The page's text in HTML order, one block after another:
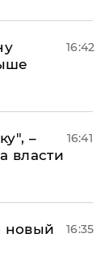
16:42
–
власти
16:41
новый
16:35